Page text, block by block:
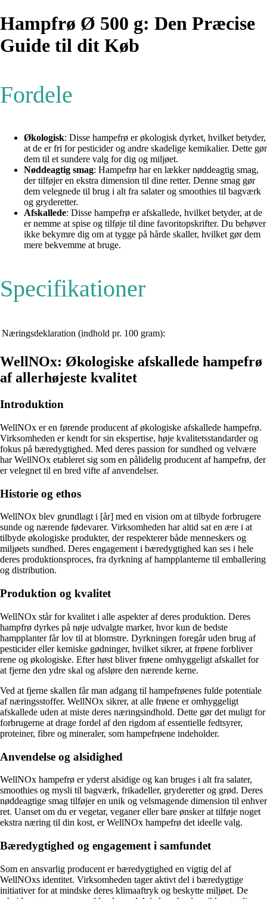
Hampfrø Ø 500 g: Den Præcise
Guide til dit Køb
Fordele
Økologisk: Disse hampefrø er økologisk dyrket, hvilket betyder,
at de er fri for pesticider og andre skadelige kemikalier. Dette gør
dem til et sundere valg for dig og miljøet.
Nøddeagtig smag: Hampefrø har en lækker nøddeagtig smag,
der tilføjer en ekstra dimension til dine retter. Denne smag gør
dem velegnede til brug i alt fra salater og smoothies til bagværk
og gryderetter.
Afskallede: Disse hampefrø er afskallede, hvilket betyder, at de
er nemme at spise og tilføje til dine favoritopskrifter. Du behøver
ikke bekymre dig om at tygge på hårde skaller, hvilket gør dem
mere bekvemme at bruge.
Specifikationer
Næringsdeklaration (indhold pr. 100 gram):
WellNOx: Økologiske afskallede hampefrø
af allerhøjeste kvalitet
Introduktion
WellNOx er en førende producent af økologiske afskallede hampefrø.
Virksomheden er kendt for sin ekspertise, høje kvalitetsstandarder og
fokus på bæredygtighed. Med deres passion for sundhed og velvære
har WellNOx etableret sig som en pålidelig producent af hampefrø, der
er velegnet til en bred vifte af anvendelser.
Historie og ethos
WellNOx blev grundlagt i [år] med en vision om at tilbyde forbrugere
sunde og nærende fødevarer. Virksomheden har altid sat en ære i at
tilbyde økologiske produkter, der respekterer både menneskers og
miljøets sundhed. Deres engagement i bæredygtighed kan ses i hele
deres produktionsproces, fra dyrkning af hampplanterne til emballering
og distribution.
Produktion og kvalitet
WellNOx står for kvalitet i alle aspekter af deres produktion. Deres
hampfrø dyrkes på nøje udvalgte marker, hvor kun de bedste
hampplanter får lov til at blomstre. Dyrkningen foregår uden brug af
pesticider eller kemiske gødninger, hvilket sikrer, at frøene forbliver
rene og økologiske. Efter høst bliver frøene omhyggeligt afskallet for
at fjerne den ydre skal og afsløre den nærende kerne.
Ved at fjerne skallen får man adgang til hampefrøenes fulde potentiale
af næringsstoffer. WellNOx sikrer, at alle frøene er omhyggeligt
afskallede uden at miste deres næringsindhold. Dette gør det muligt for
forbrugerne at drage fordel af den rigdom af essentielle fedtsyrer,
proteiner, fibre og mineraler, som hampefrøene indeholder.
Anvendelse og alsidighed
WellNOx hampefrø er yderst alsidige og kan bruges i alt fra salater,
smoothies og mysli til bagværk, frikadeller, gryderetter og grød. Deres
nøddeagtige smag tilføjer en unik og velsmagende dimension til enhver
ret. Uanset om du er vegetar, veganer eller bare ønsker at tilføje noget
ekstra næring til din kost, er WellNOx hampefrø det ideelle valg.
Bæredygtighed og engagement i samfundet
Som en ansvarlig producent er bæredygtighed en vigtig del af
WellNOxs identitet. Virksomheden tager aktivt del i bæredygtige
initiativer for at mindske deres klimaaftryk og beskytte miljøet. De